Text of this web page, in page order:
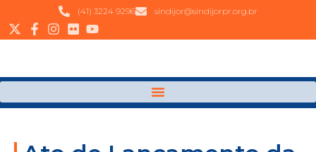
(41) 3224 9296 sindijor@sindijorpr.org.br